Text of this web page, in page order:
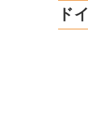
ド